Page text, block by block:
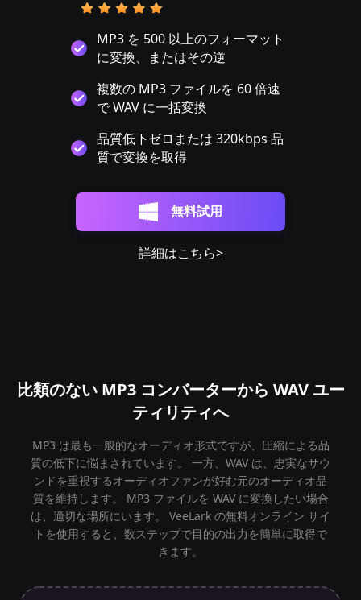
MP3 を 500 以上のフォーマット
に変換、またはその逆
複数の MP3 ファイルを 60 倍速
で WAV に一括変換
品質低下ゼロまたは 320kbps 品
質で変換を取得
無料試用
詳細はこちら>
比類のない MP3 コンバーターから WAV ユー
ティリティへ
MP3 は最も一般的なオーディオ形式ですが、圧縮による品
質の低下に悩まされています。 一方、WAV は、忠実なサウ
ンドを重視するオーディオファンが好む元のオーディオ品
質を維持します。 MP3 ファイルを WAV に変換したい場合
は、適切な場所にいます。 VeeLark の無料オンライン サイ
トを使用すると、数ステップで目的の出力を簡単に取得で
きます。